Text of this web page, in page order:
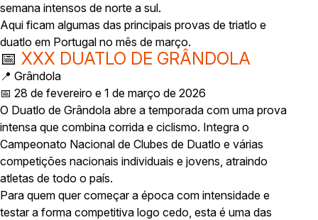
semana intensos de norte a sul.
Aqui ficam algumas das principais provas de triatlo e
duatlo em Portugal no mês de março.
📅 XXX DUATLO DE GRÂNDOLA
📍 Grândola
📅 28 de fevereiro e 1 de março de 2026
O Duatlo de Grândola abre a temporada com uma prova
intensa que combina corrida e ciclismo. Integra o
Campeonato Nacional de Clubes de Duatlo e várias
competições nacionais individuais e jovens, atraindo
atletas de todo o país.
Para quem quer começar a época com intensidade e
testar a forma competitiva logo cedo, esta é uma das